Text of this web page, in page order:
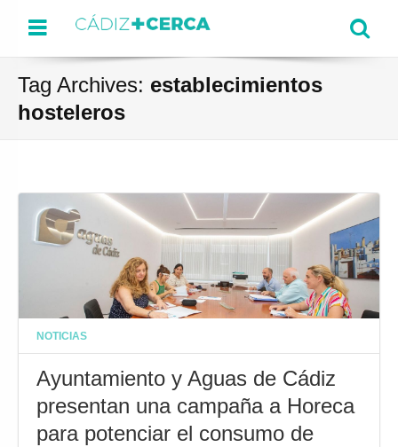
Menu
Tag Archives: establecimientos
hosteleros
NOTICIAS
Ayuntamiento y Aguas de Cádiz
presentan una campaña a Horeca
para potenciar el consumo de